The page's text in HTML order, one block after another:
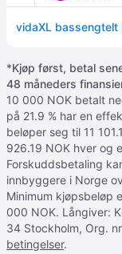
*Kjøp først, betal
48 måneders
10 000 NOK betalt
på 21.9 % har en
beløper seg til 11
926.19 NOK hver og
Forskuddsbetaling
innbyggere i Norge
Minimum kjøpsbeløp
000 NOK. Långiver:
34 Stockholm, Org.
betingelser.